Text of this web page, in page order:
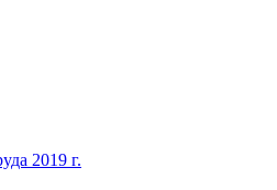
2019 г.